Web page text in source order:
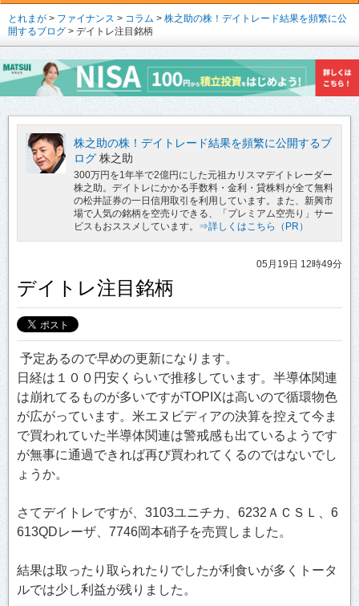
とれまが > ファイナンス > コラム > 株之助の株！デイトレード結果を頻繁に公
開するブログ > デイトレ注目銘柄
株之助の株！デイトレード結果を頻繁に公開するブ
ログ 株之助
300万円を1年半で2億円にした元祖カリスマデイトレーダー
株之助。デイトレにかかる手数料・金利・貸株料が全て無料
の松井証券の一日信用取引を利用しています。また、新興市
場で人気の銘柄を空売りできる、「プレミアム空売り」サー
ビスもおススメしています。 ⇒詳しくはこちら（PR）
05月19日 12時49分
デイトレ注目銘柄
予定あるので早めの更新になります。
日経は１００円安くらいで推移しています。半導体関連
は崩れてるものが多いですがTOPIXは高いので循環物色
が広がっています。米エヌビディアの決算を控えて今ま
で買われていた半導体関連は警戒感も出ているようです
が無事に通過できれば再び買われてくるのではないでし
ょうか。
さてデイトレですが、3103ユニチカ、6232ＡＣＳＬ、6
613QDレーザ、7746岡本硝子を売買しました。
結果は取ったり取られたりでしたが利食いが多くトータ
ルでは少し利益が残りました。